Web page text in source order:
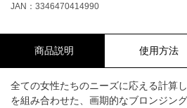
JAN：3346470414990
商品説明 使用方法
全ての女性たちのニーズに応える計算
を組み合わせた、画期的なブロンジン